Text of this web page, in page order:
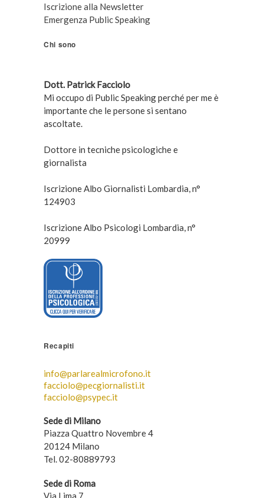
Iscrizione alla Newsletter
Emergenza Public Speaking
Chi sono
Dott. Patrick Facciolo
Mi occupo di Public Speaking perché per me è
importante che le persone si sentano
ascoltate.
Dottore in tecniche psicologiche e
giornalista
Iscrizione Albo Giornalisti Lombardia, n°
124903
Iscrizione Albo Psicologi Lombardia, n°
20999
Recapiti
info@parlarealmicrofono.it
facciolo@pecgiornalisti.it
facciolo@psypec.it
Sede di Milano
Piazza Quattro Novembre 4
20124 Milano
Tel. 02-80889793
Sede di Roma
Via Lima 7